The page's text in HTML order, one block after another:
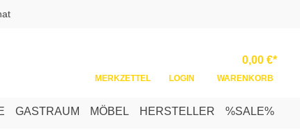
MERKZETTEL LOGIN
0,00 €*
WARENKORB
GASTRAUM MÖBEL HERSTELLER %SALE%